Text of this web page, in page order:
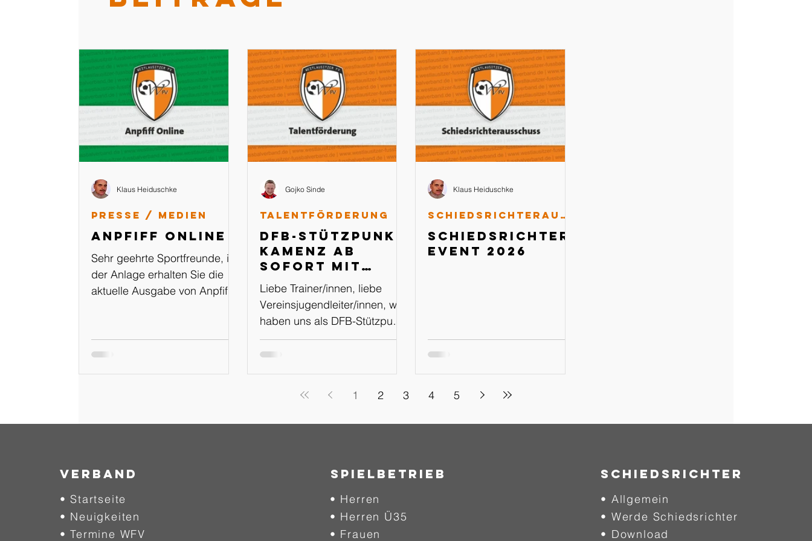
Anpfiff Online
Sehr geehrte Sportfreunde, in
der Anlage erhalten Sie die
aktuelle Ausgabe von Anpfiff
Presse / Medien
Klaus Heiduschke
DFB-Stützpunkt
Kamenz ab
sofort mit
WhatsApp
Kanal
Liebe Trainer/innen, liebe
Vereinsjugendleiter/innen, wir
haben uns als DFB-Stützpunkt
Kamenz für den Schritt
entscheiden, in Zukunft über
Plattformen Instagram und
neue Weg soll mehr
unsere Arbeit am Stützpunkt
schaffen, euch auf kurzem
Weg über Veranstaltungen
Talentförderung
Gojko Sinde
Schiedsrichter-
Event 2026
Schiedsrichterausschuss
Klaus Heiduschke
1 2 3 4 5
Verband
• Startseite
• Neuigkeiten
• Termine WFV
SPIELBETRIEB
• Herren
• Herren Ü35
• Frauen
SCHIEDSRICHTER
• Allgemein
• Werde Schiedsrichter
• Download